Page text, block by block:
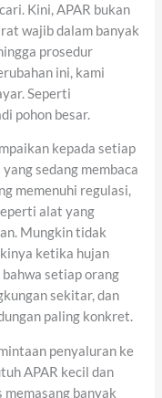
Kini, APAR bukan
wajib dalam banyak
prosedur
ini, kami
Seperti
pohon besar.
kepada setiap
sedang membaca
memenuhi regulasi,
alat yang
Mungkin tidak
ketika hujan
setiap orang
sekitar, dan
paling konkret.
penyaluran ke
APAR kecil dan
banyak